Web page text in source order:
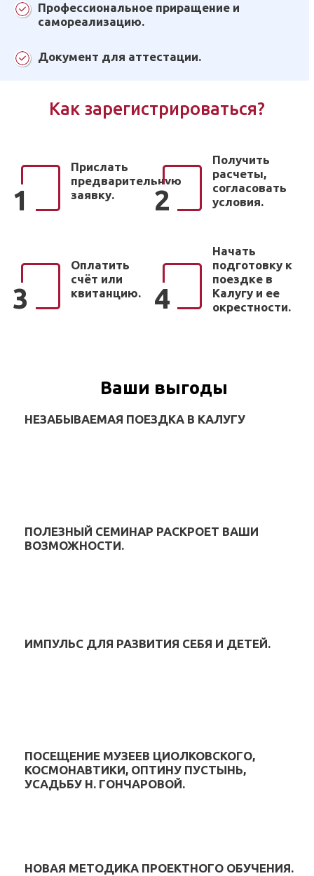
Профессиональное приращение и
самореализацию.
Документ для аттестации.
Как зарегистрироваться?
1
Прислать
предварительную
заявку.
2
Получить
расчеты,
согласовать
условия.
3
Оплатить
счёт или
квитанцию.
4
Начать
подготовку к
поездке в
Калугу и ее
окрестности.
Ваши выгоды
НЕЗАБЫВАЕМАЯ ПОЕЗДКА В КАЛУГУ
ПОЛЕЗНЫЙ СЕМИНАР РАСКРОЕТ ВАШИ
ВОЗМОЖНОСТИ.
ИМПУЛЬС ДЛЯ РАЗВИТИЯ СЕБЯ И ДЕТЕЙ.
ПОСЕЩЕНИЕ МУЗЕЕВ ЦИОЛКОВСКОГО,
КОСМОНАВТИКИ, ОПТИНУ ПУСТЫНЬ,
УСАДЬБУ Н. ГОНЧАРОВОЙ.
НОВАЯ МЕТОДИКА ПРОЕКТНОГО ОБУЧЕНИЯ.